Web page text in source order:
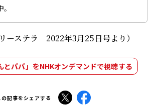
ーステラ 2022年3月25日号より）
とパパ」をNHKオンデマンドで視聴する
の記事をシェアする X Facebook